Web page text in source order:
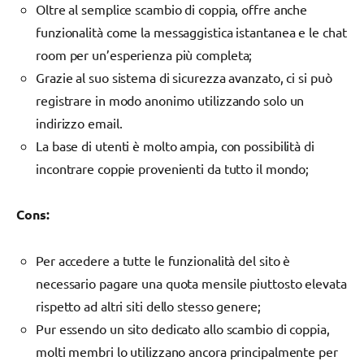
Oltre al semplice scambio di coppia, offre anche
funzionalità come la messaggistica istantanea e le chat
room per un’esperienza più completa;
Grazie al suo sistema di sicurezza avanzato, ci si può
registrare in modo anonimo utilizzando solo un
indirizzo email.
La base di utenti è molto ampia, con possibilità di
incontrare coppie provenienti da tutto il mondo;
Cons:
Per accedere a tutte le funzionalità del sito è
necessario pagare una quota mensile piuttosto elevata
rispetto ad altri siti dello stesso genere;
Pur essendo un sito dedicato allo scambio di coppia,
molti membri lo utilizzano ancora principalmente per